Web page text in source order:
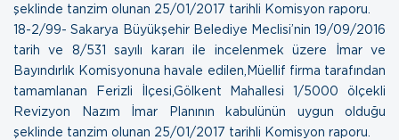
şeklinde tanzim olunan 25/01/2017 tarihli Komisyon raporu.
18- 2/99- Sakarya Büyükşehir Belediye Meclisi’nin 19/09/2016
tarih ve 8/531 sayılı kararı ile incelenmek üzere İmar ve
Bayındırlık Komisyonuna havale edilen,Müellif firma tarafından
tamamlanan Ferizli İlçesi,Gölkent Mahallesi 1/5000 ölçekli
Revizyon Nazım İmar Planının kabulünün uygun olduğu
şeklinde tanzim olunan 25/01/2017 tarihli Komisyon raporu.